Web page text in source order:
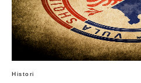
Histori